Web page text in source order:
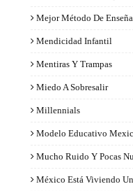
Mejor Método De
Mendicidad Infantil
Mentiras Y Trampas
Miedo A Sobresalir
Millennials
Modelo Educativo
Mucho Ruido Y Pocas
México Está Viviendo